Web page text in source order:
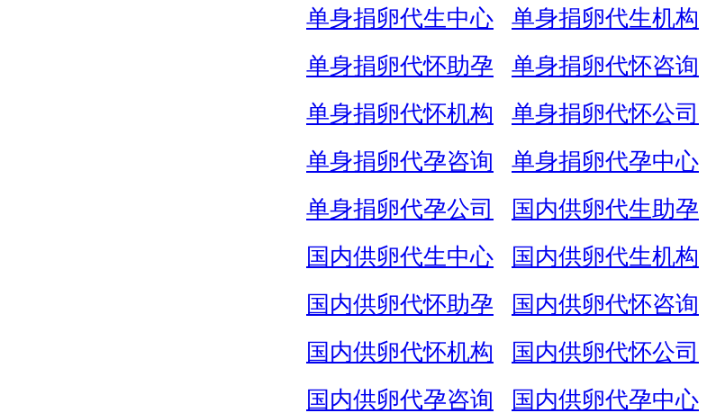
单身捐卵代生中心
单身捐卵代生机构
单身捐卵代怀助孕
单身捐卵代怀咨询
单身捐卵代怀机构
单身捐卵代怀公司
单身捐卵代孕咨询
单身捐卵代孕中心
单身捐卵代孕公司
国内供卵代生助孕
国内供卵代生中心
国内供卵代生机构
国内供卵代怀助孕
国内供卵代怀咨询
国内供卵代怀机构
国内供卵代怀公司
国内供卵代孕咨询
国内供卵代孕中心